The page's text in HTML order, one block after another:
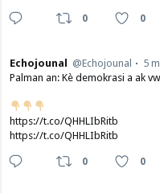
0 0
Echojounal @Echojounal
5
Palman an: Kè demokrasi a ak
https://t.co/QHHLIbRitb
https://t.co/QHHLIbRitb
0 0